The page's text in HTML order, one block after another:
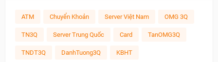
ATM Chuyển Khoản Server Việt Nam OMG 3Q
TN3Q Server Trung Quốc Card TanOMG3Q
TNDT3Q DanhTuong3Q KBHT